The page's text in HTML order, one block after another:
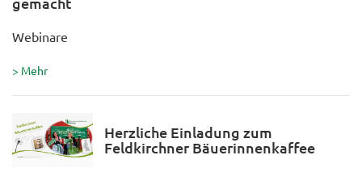
Webinare
> Mehr
Herzliche Einladung zum
Feldkirchner Bäuerinnenkaffee